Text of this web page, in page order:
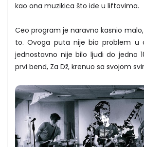
kao ona muzikica što ide u liftovima.
Ceo program je naravno kasnio
to. Ovoga puta nije bio problem u
jednostavno nije bilo ljudi do jedno
prvi bend, Za Dž, krenuo sa svojom